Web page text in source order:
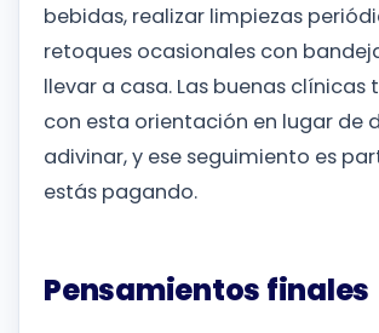
bebidas, realizar limpiezas
retoques ocasionales con
llevar a casa. Las buenas clínicas
con esta orientación en lugar de
adivinar, y ese seguimiento es
estás pagando.
Pensamientos finales